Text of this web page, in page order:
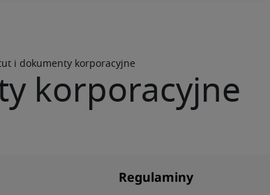
i dokumenty korporacyjne
korporacyjne
Regulaminy